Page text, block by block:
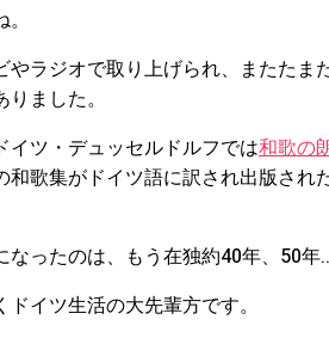
やラジオで取り上げられ、またたま
ました。
イツ・デュッセルドルフでは和歌の
和歌集がドイツ語に訳され出版され
ったのは、もう在独約40年、50年
イツ生活の大先輩方です。